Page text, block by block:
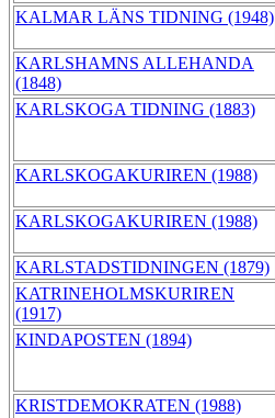
KALMAR LÄNS TIDNING (1948)
KARLSHAMNS ALLEHANDA
(1848)
KARLSKOGA TIDNING (1883)
KARLSKOGAKURIREN (1988)
KARLSKOGAKURIREN (1988)
KARLSTADSTIDNINGEN (1879)
KATRINEHOLMSKURIREN
(1917)
KINDAPOSTEN (1894)
KRISTDEMOKRATEN (1988)